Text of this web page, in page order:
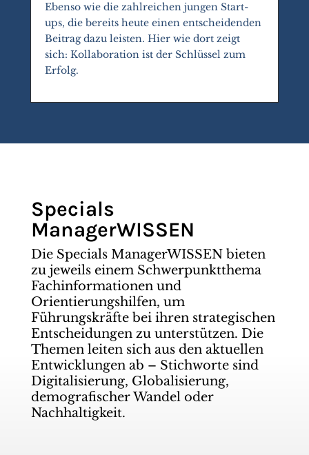
Ebenso wie die zahlreichen jungen Start-
ups, die bereits heute einen entscheidenden
Beitrag dazu leisten. Hier wie dort zeigt
sich: Kollaboration ist der Schlüssel zum
Erfolg.
Specials
ManagerWISSEN
Die Specials ManagerWISSEN bieten
zu jeweils einem Schwerpunktthema
Fachinformationen und
Orientierungshilfen, um
Führungskräfte bei ihren strategischen
Entscheidungen zu unterstützen. Die
Themen leiten sich aus den aktuellen
Entwicklungen ab – Stichworte sind
Digitalisierung, Globalisierung,
demografischer Wandel oder
Nachhaltigkeit.